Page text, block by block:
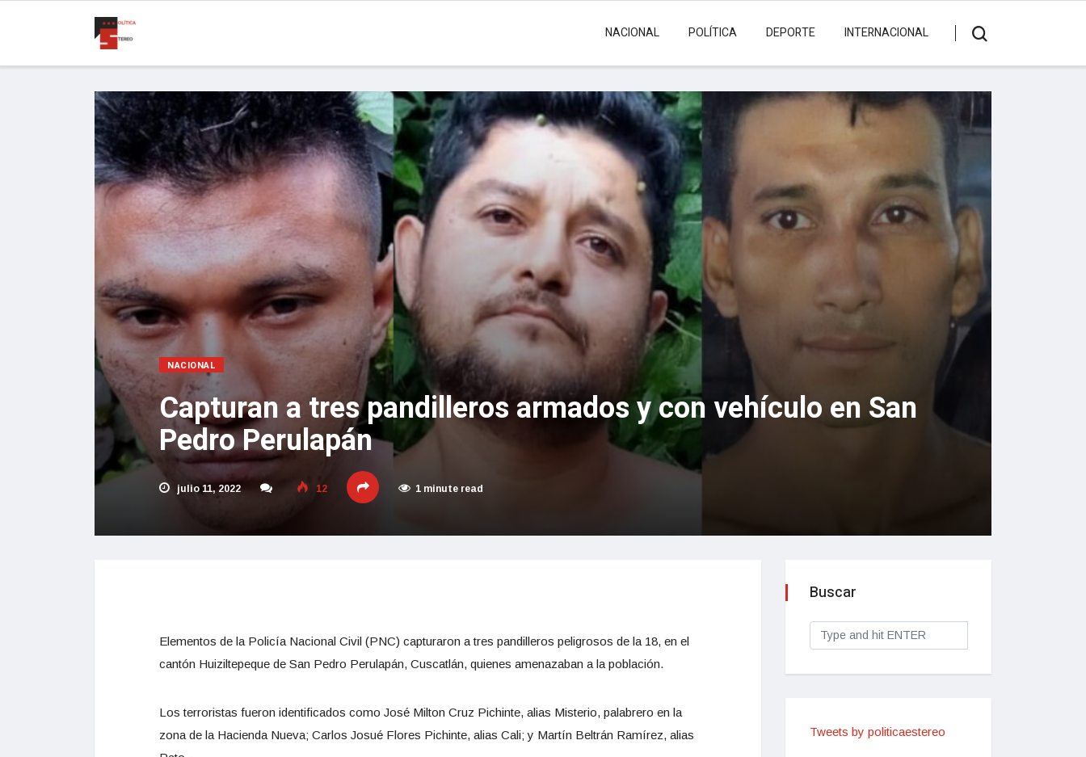
NACIONAL POLÍTICA DEPORTE INTERNACIONAL
NACIONAL
Capturan a tres pandilleros armados y con vehículo en San
Pedro Perulapán
julio 11, 2022 12 1 minute read
Elementos de la Policía Nacional Civil (PNC) capturaron a tres pandilleros peligrosos de la 18, en el
cantón Huiziltepeque de San Pedro Perulapán, Cuscatlán, quienes amenazaban a la población.
Los terroristas fueron identificados como José Milton Cruz Pichinte, alias Misterio, palabrero en la
zona de la Hacienda Nueva; Carlos Josué Flores Pichinte, alias Cali; y Martín Beltrán Ramírez, alias
Buscar
Tweets by politicaestereo